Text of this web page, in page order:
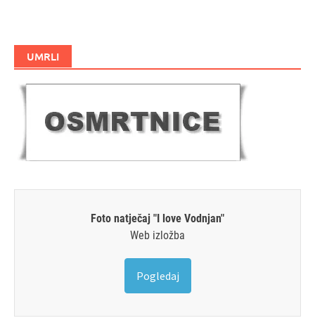
UMRLI
Foto natječaj "I love Vodnjan"
Web izložba
Pogledaj